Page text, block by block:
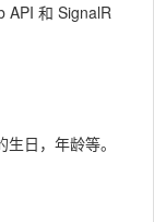
API 和 SignalR
日，年龄等。